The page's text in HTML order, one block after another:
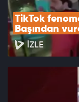
TikTok
Başından
İZLE